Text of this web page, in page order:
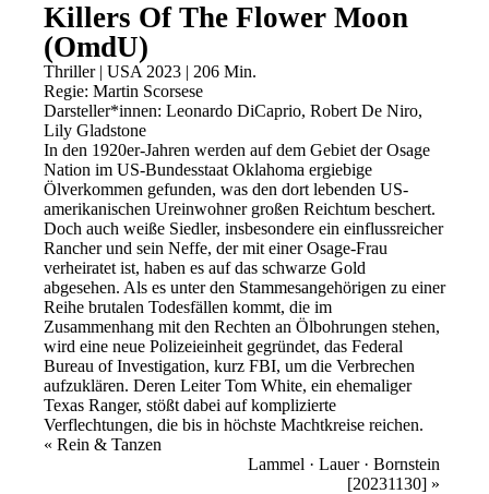
Killers Of The Flower Moon
(OmdU)
Thriller | USA 2023 | 206 Min.
Regie: Martin Scorsese
Darsteller*innen: Leonardo DiCaprio, Robert De Niro,
Lily Gladstone
In den 1920er-Jahren werden auf dem Gebiet der Osage
Nation im US-Bundesstaat Oklahoma ergiebige
Ölverkommen gefunden, was den dort lebenden US-
amerikanischen Ureinwohner großen Reichtum beschert.
Doch auch weiße Siedler, insbesondere ein einflussreicher
Rancher und sein Neffe, der mit einer Osage-Frau
verheiratet ist, haben es auf das schwarze Gold
abgesehen. Als es unter den Stammesangehörigen zu einer
Reihe brutalen Todesfällen kommt, die im
Zusammenhang mit den Rechten an Ölbohrungen stehen,
wird eine neue Polizeieinheit gegründet, das Federal
Bureau of Investigation, kurz FBI, um die Verbrechen
aufzuklären. Deren Leiter Tom White, ein ehemaliger
Texas Ranger, stößt dabei auf komplizierte
Verflechtungen, die bis in höchste Machtkreise reichen.
Veranstaltung
« Rein & Tanzen
Lammel · Lauer · Bornstein
[20231130] »